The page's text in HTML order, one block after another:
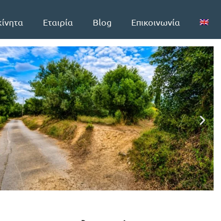
Εταιρία Blog Επικοινωνία